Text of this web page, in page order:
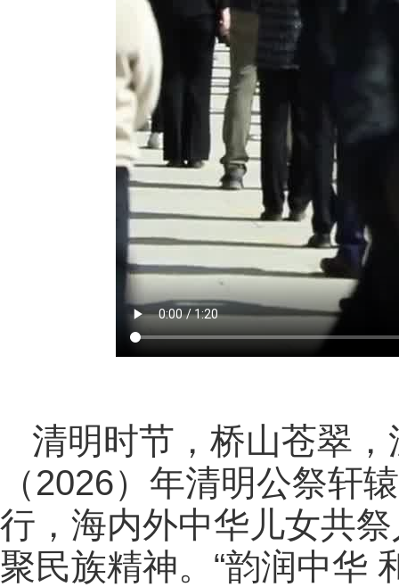
清明时节，桥山苍翠
（2026）年清明公祭轩
行，海内外中华儿女共
聚民族精神。“韵润中